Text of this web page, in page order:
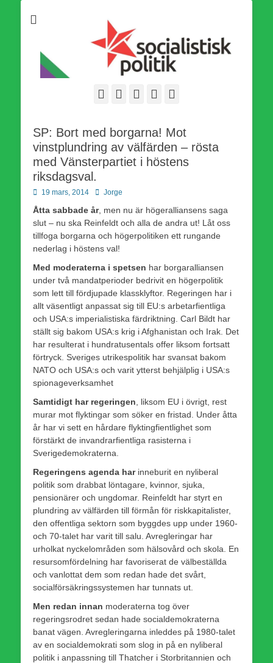
världsomfattande socialistiska Fjärde Internationalen och en viktig
tillgång i kampen för en socialistisk framtid!
FacebookWebbflöde
Instagram
SP: Bort med borgarna! Mot
vinstplundring av välfärden – rösta
med Vänsterpartiet i höstens
riksdagsval.
Publicerad
19 mars, 2014 Författare
Jorge
Åtta sabbade år, men nu är högeralliansens saga
slut – nu ska Reinfeldt och alla de andra ut! Låt oss
tillfoga borgarna och högerpolitiken ett rungande
nederlag i höstens val!
Med moderaterna i spetsen har borgaralliansen
under två mandatperioder bedrivit en högerpolitik
som lett till fördjupade klassklyftor. Regeringen har i
allt väsentligt anpassat sig till EU:s arbetarfientliga
och USA:s imperialistiska färdriktning. Carl Bildt har
ställt sig bakom USA:s krig i Afghanistan och Irak. Det
har resulterat i hundratusentals offer liksom fortsatt
förtryck. Sveriges utrikespolitik har svansat bakom
NATO och USA:s och varit ytterst behjälplig i USA:s
spionageverksamhet
Samtidigt har regeringen , liksom EU i övrigt, rest
murar mot flyktingar som söker en fristad. Under åtta
år har vi sett en hårdare flyktingfientlighet som
förstärkt de invandrarfientliga rasisterna i
Sverigedemokraterna.
Regeringens agenda harinneburit en nyliberal
politik som drabbat löntagare, kvinnor, sjuka,
pensionärer och ungdomar. Reinfeldt har styrt en
plundring av välfärden till förmån för riskkapitalister,
den offentliga sektorn som byggdes upp under 1960-
och 70-talet har varit till salu. Avregleringar har
urholkat nyckelområden som hälsovård och skola. En
resursomfördelning har favoriserat de välbeställda
och vanlottat dem som redan hade det svårt,
socialförsäkringssystemen har tunnats ut.
Men redan innan moderaterna tog över
regeringsrodret sedan hade socialdemokraterna
banat vägen. Avregleringarna inleddes på 1980-talet
av en socialdemokrati som slog in på en nyliberal
politik i anpassning till Thatcher i Storbritannien och